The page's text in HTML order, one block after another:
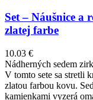
Set – Náušnice a
zlatej farbe
10.03 €
Nádherných sedem
V tomto sete sa stretli
zlatou farbou kovu.
kamienkami vyzerá